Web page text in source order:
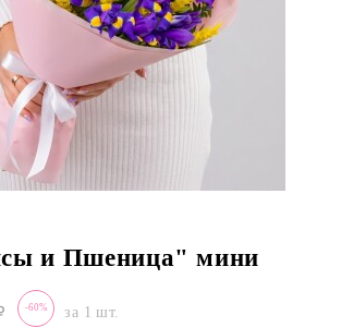
и Пшеница" мини
-60% за 1 шт.